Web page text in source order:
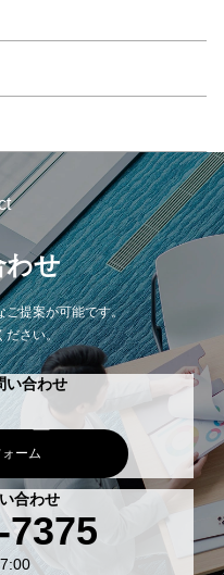
わせ
ご提案が可能です。
ださい。
い合わせ
ーム
合わせ
7375